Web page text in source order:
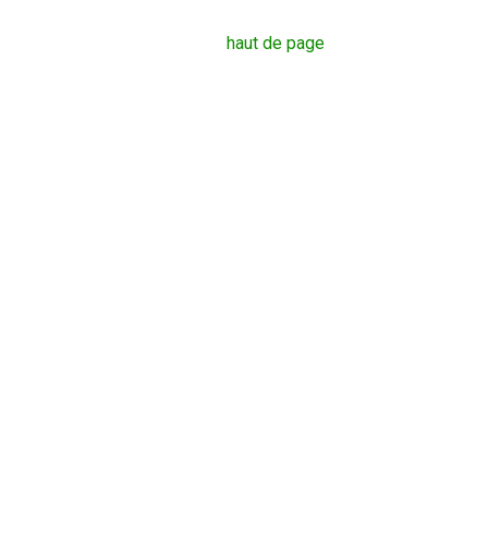
haut de page